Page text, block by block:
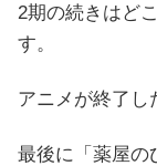
2期の続きはど
す。
アニメが終了し
最後に「薬屋の